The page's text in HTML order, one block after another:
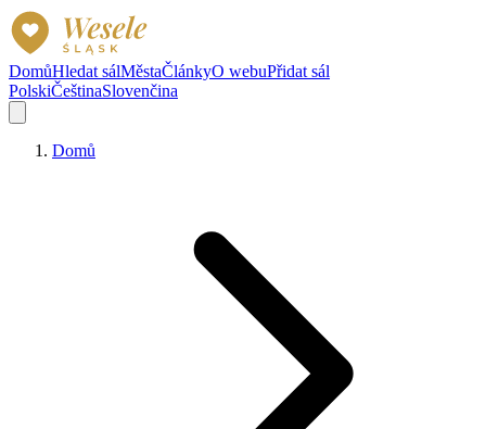
DomůHledat sálMěstaČlánkyO webuPřidat sál
PolskiČeštinaSlovenčina
Domů